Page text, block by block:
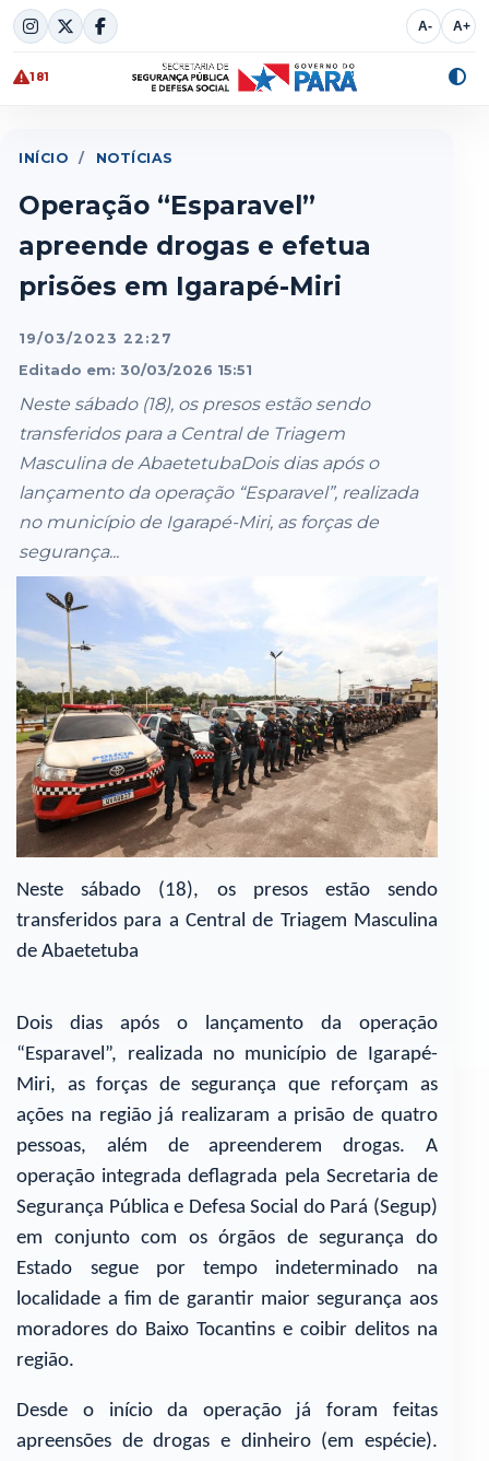
Skip
to
content
A- A+
181
INÍCIO / NOTÍCIAS
Operação “Esparavel”
apreende drogas e efetua
prisões em Igarapé-Miri
19/03/2023 22:27
Editado em: 30/03/2026 15:51
Neste sábado (18), os presos estão sendo
transferidos para a Central de Triagem
Masculina de AbaetetubaDois dias após o
lançamento da operação “Esparavel”, realizada
no município de Igarapé-Miri, as forças de
segurança...
Neste sábado (18), os presos estão sendo
transferidos para a Central de Triagem Masculina
de Abaetetuba
Dois dias após o lançamento da operação
“Esparavel”, realizada no município de Igarapé-
Miri, as forças de segurança que reforçam as
ações na região já realizaram a prisão de quatro
pessoas, além de apreenderem drogas. A
operação integrada deflagrada pela Secretaria de
Segurança Pública e Defesa Social do Pará (Segup)
em conjunto com os órgãos de segurança do
Estado segue por tempo indeterminado na
localidade a fim de garantir maior segurança aos
moradores do Baixo Tocantins e coibir delitos na
região.
Desde o início da operação já foram feitas
apreensões de drogas e dinheiro (em espécie).